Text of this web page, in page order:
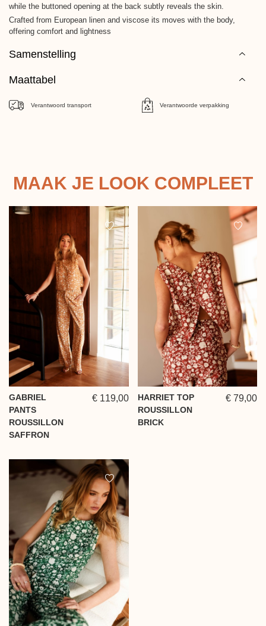
while the buttoned opening at the back subtly reveals the skin.
Crafted from European linen and viscose its moves with the body,
offering comfort and lightness
Samenstelling
Maattabel
Verantwoord transport Verantwoorde verpakking
MAAK JE LOOK COMPLEET
GABRIEL
PANTS
ROUSSILLON
SAFFRON
€ 119,00
HARRIET TOP
ROUSSILLON
BRICK
€ 79,00